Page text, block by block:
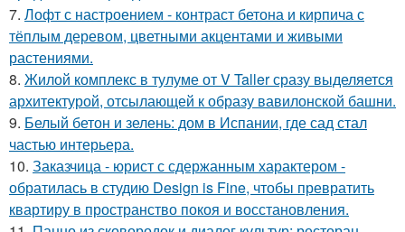
7. Лофт с настроением - контраст бетона и кирпича с
тёплым деревом, цветными акцентами и живыми
растениями.
8. Жилой комплекс в тулуме от V Taller сразу выделяется
архитектурой, отсылающей к образу вавилонской башни.
9. Белый бетон и зелень: дом в Испании, где сад стал
частью интерьера.
10. Заказчица - юрист с сдержанным характером -
обратилась в студию Design is Fine, чтобы превратить
квартиру в пространство покоя и восстановления.